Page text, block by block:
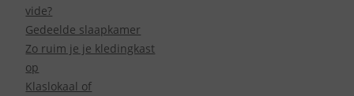
vide?
Gedeelde slaapkamer
Zo ruim je je kledingkast
op
Klaslokaal of